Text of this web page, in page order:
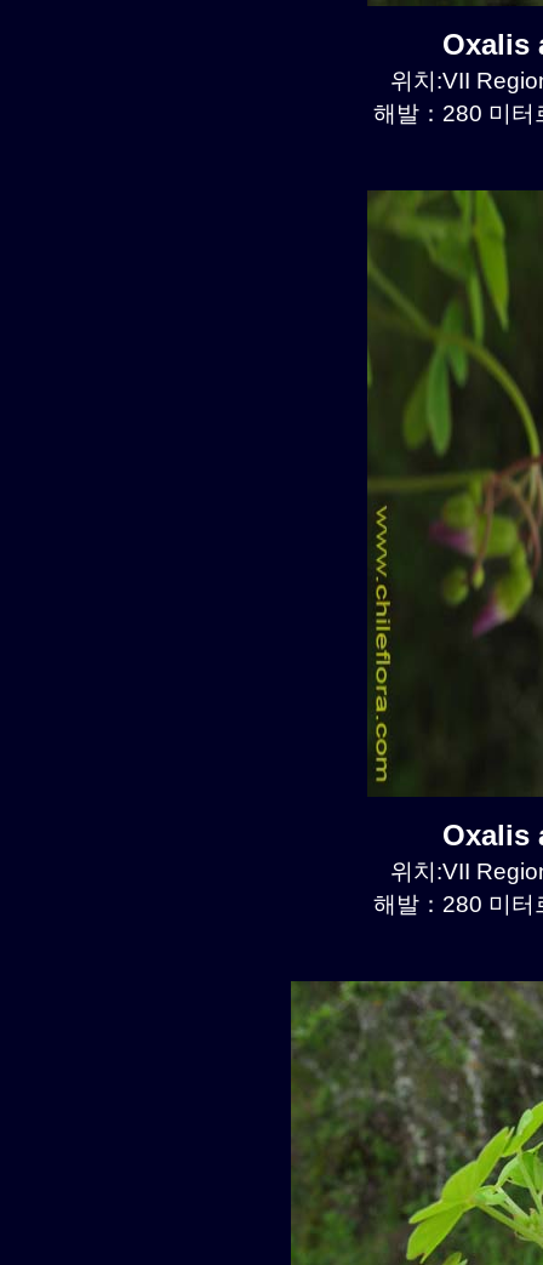
Oxalis
위치:VII
해발：280 미터
Oxalis
위치:VII
해발：280 미터